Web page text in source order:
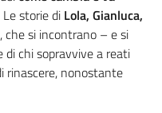
Le storie di Lola, Gianluca,
, che si incontrano – e si
di chi sopravvive a reati
rinascere, nonostante